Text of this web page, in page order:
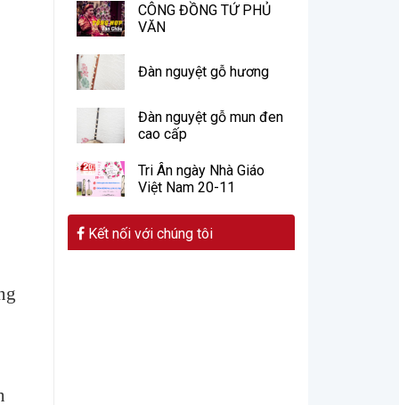
CÔNG ĐỒNG TỨ PHỦ
VĂN
Đàn nguyệt gỗ hương
Đàn nguyệt gỗ mun đen
cao cấp
Tri Ân ngày Nhà Giáo
Việt Nam 20-11
Kết nối với chúng tôi